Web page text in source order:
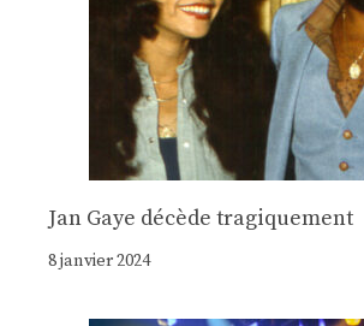
Jan Gaye décède tragiquement
8 janvier 2024